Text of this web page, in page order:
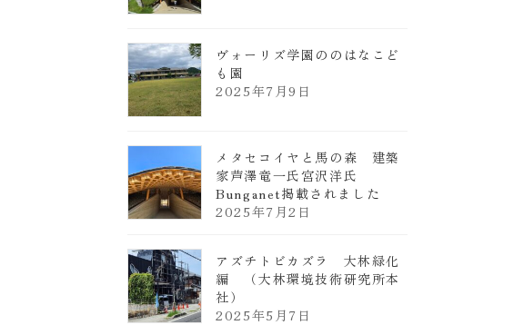
ヴォーリズ学園ののはなこど
も園
2025年7月9日
メタセコイヤと馬の森 建築
家芦澤竜一氏宮沢洋氏
Bunganet掲載されました
2025年7月2日
アズチトビカズラ 大林緑化
編 （大林環境技術研究所本
社）
2025年5月7日